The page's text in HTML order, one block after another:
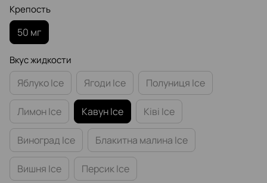
Крепость
50 мг
Вкус жидкости
Яблуко Ice Ягоди Ice Полуниця Ice
Лимон Ice Кавун Ice Ківі Ice
Виноград Ice Блакитна малина Ice
Вишня Ice Персик Ice